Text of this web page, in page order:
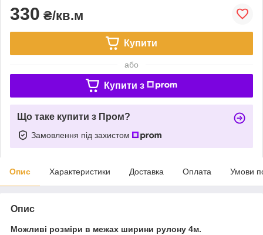
330 ₴/кв.м
Купити
або
Купити з
Що таке купити з Пром?
Замовлення під захистом
Опис Характеристики Доставка Оплата Умови
Опис
Можливі розміри в межах ширини рулону 4м.